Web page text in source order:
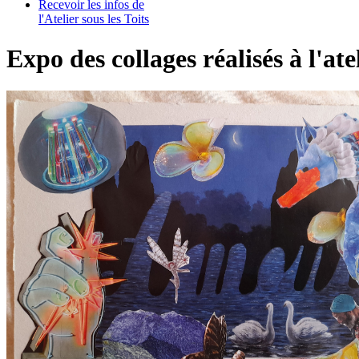
Recevoir les infos de
l'Atelier sous les Toits
Expo des collages réalisés à